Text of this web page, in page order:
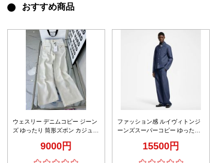
おすすめ商品
ウェスリー デニムコピー ジーン
ズ ゆったり 筒形ズボン カジュア
9000円
ファッション感 ルイヴィトンジ
ーンズスーパーコピー ゆったり
15500円